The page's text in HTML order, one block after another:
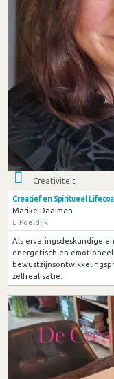
Creativiteit
Creatief en Spiritueel
Marike Daalman
Poeldijk
Als ervaringsdeskundige
energetisch en
zelfrealisatie.